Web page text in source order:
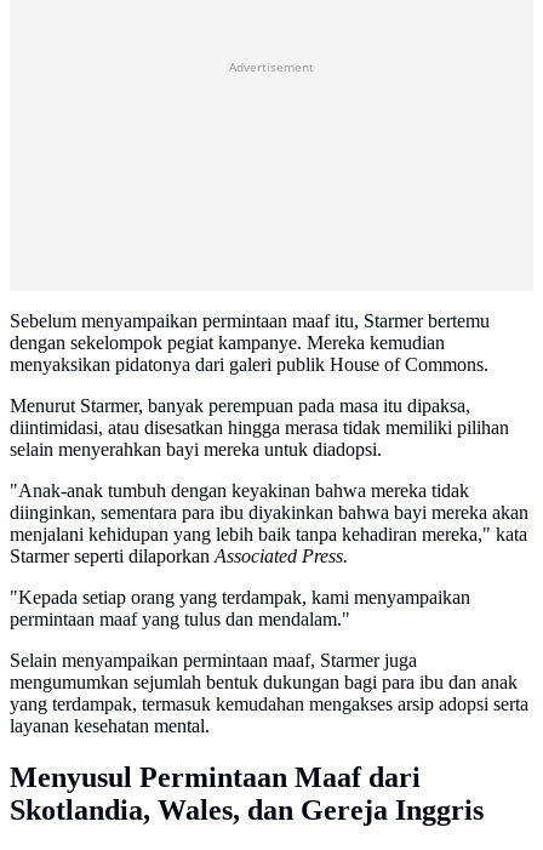
Advertisement
Sebelum menyampaikan permintaan maaf itu, Starmer bertemu
dengan sekelompok pegiat kampanye. Mereka kemudian
menyaksikan pidatonya dari galeri publik House of Commons.
Menurut Starmer, banyak perempuan pada masa itu dipaksa,
diintimidasi, atau disesatkan hingga merasa tidak memiliki pilihan
selain menyerahkan bayi mereka untuk diadopsi.
"Anak-anak tumbuh dengan keyakinan bahwa mereka tidak
diinginkan, sementara para ibu diyakinkan bahwa bayi mereka akan
menjalani kehidupan yang lebih baik tanpa kehadiran mereka," kata
Starmer seperti dilaporkanAssociated Press.
"Kepada setiap orang yang terdampak, kami menyampaikan
permintaan maaf yang tulus dan mendalam."
Selain menyampaikan permintaan maaf, Starmer juga
mengumumkan sejumlah bentuk dukungan bagi para ibu dan anak
yang terdampak, termasuk kemudahan mengakses arsip adopsi serta
layanan kesehatan mental.
Menyusul Permintaan Maaf dari
Skotlandia, Wales, dan Gereja Inggris